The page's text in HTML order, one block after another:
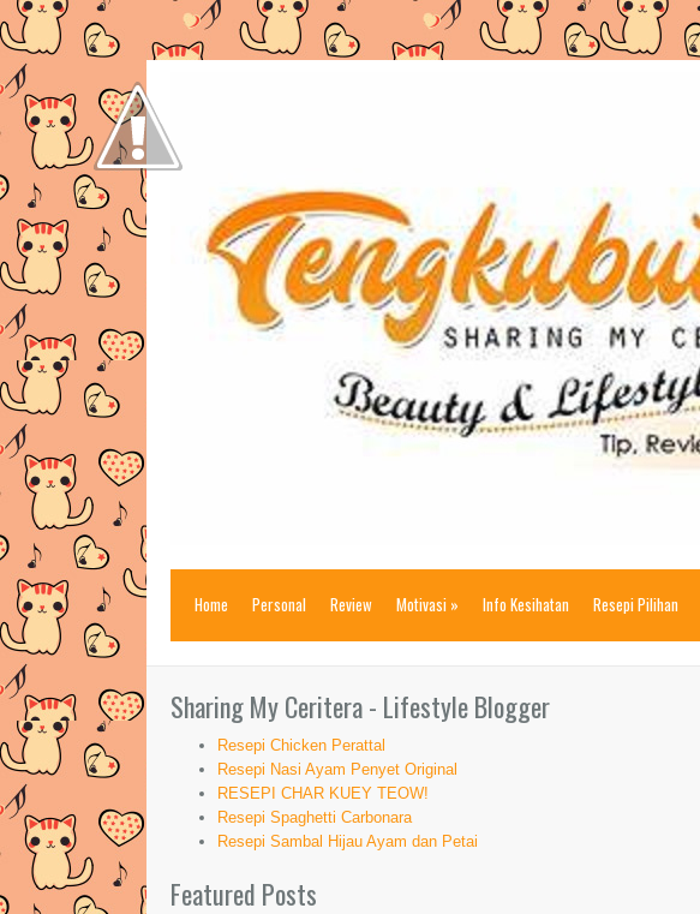
Home Personal Review Motivasi » Info Kesihatan Resepi Pilihan
Sharing My Ceritera - Lifestyle Blogger
Resepi Chicken Perattal
Resepi Nasi Ayam Penyet Original
RESEPI CHAR KUEY TEOW!
Resepi Spaghetti Carbonara
Resepi Sambal Hijau Ayam dan Petai
Featured Posts